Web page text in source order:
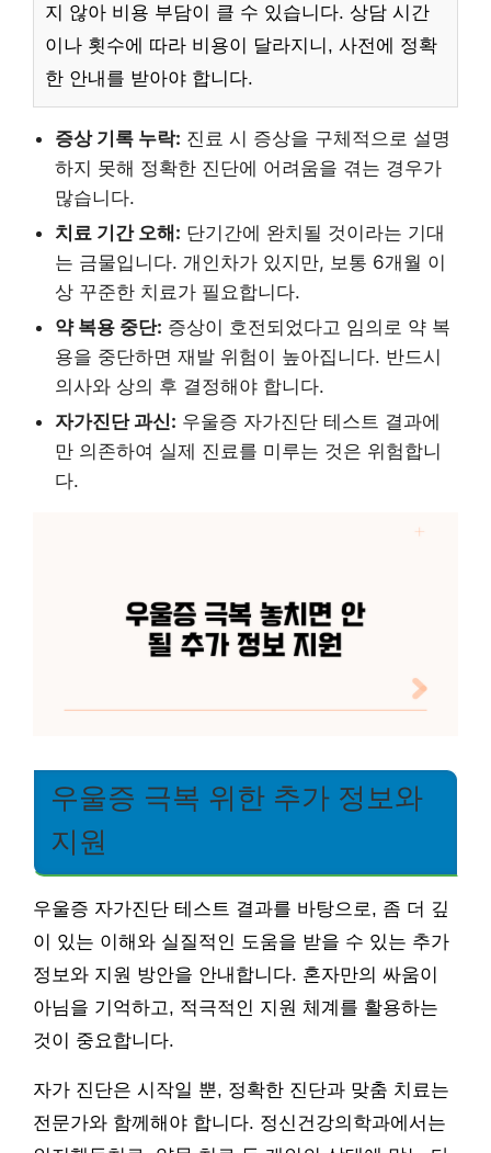
지 않아 비용 부담이 클 수 있습니다. 상담 시간
이나 횟수에 따라 비용이 달라지니, 사전에 정확
한 안내를 받아야 합니다.
증상 기록 누락: 진료 시 증상을 구체적으로 설명
하지 못해 정확한 진단에 어려움을 겪는 경우가
많습니다.
치료 기간 오해: 단기간에 완치될 것이라는 기대
는 금물입니다. 개인차가 있지만, 보통 6개월 이
상 꾸준한 치료가 필요합니다.
약 복용 중단: 증상이 호전되었다고 임의로 약 복
용을 중단하면 재발 위험이 높아집니다. 반드시
의사와 상의 후 결정해야 합니다.
자가진단 과신: 우울증 자가진단 테스트 결과에
만 의존하여 실제 진료를 미루는 것은 위험합니
다.
우울증 극복 위한 추가 정보와
지원
우울증 자가진단 테스트 결과를 바탕으로, 좀 더 깊
이 있는 이해와 실질적인 도움을 받을 수 있는 추가
정보와 지원 방안을 안내합니다. 혼자만의 싸움이
아님을 기억하고, 적극적인 지원 체계를 활용하는
것이 중요합니다.
자가 진단은 시작일 뿐, 정확한 진단과 맞춤 치료는
전문가와 함께해야 합니다. 정신건강의학과에서는